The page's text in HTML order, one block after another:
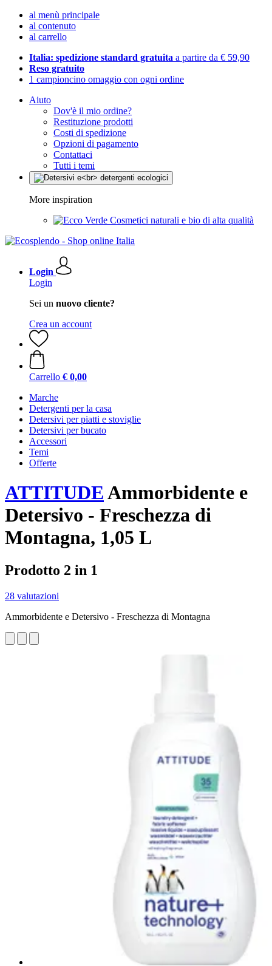
al menù principale
al contenuto
al carrello
Italia: spedizione standard gratuita a partire da € 59,90
Reso gratuito
1 campioncino omaggio con ogni ordine
Aiuto
Dov'è il mio ordine?
Restituzione prodotti
Costi di spedizione
Opzioni di pagamento
Contattaci
Tutti i temi
More inspiration
Cosmetici naturali e bio di alta qualità
Login
Login
Sei un nuovo cliente?
Crea un account
Carrello € 0,00
Marche
Detergenti per la casa
Detersivi per piatti e stoviglie
Detersivi per bucato
Accessori
Temi
Offerte
ATTITUDEAmmorbidente e
Detersivo - Freschezza di
Montagna, 1,05 L
Prodotto 2 in 1
28 valutazioni
Ammorbidente e Detersivo - Freschezza di Montagna